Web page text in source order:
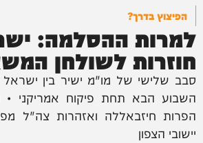
הפיצוץ בדרך?
למרות ההסלמה:
חוזרות לשולחן
סבב שלישי של מו"מ ישיר בין ישראל
השבוע הבא תחת פיקוח אמריקני •
הפרות חיזבאללה ואזהרות צה"ל
יישובי הצפון